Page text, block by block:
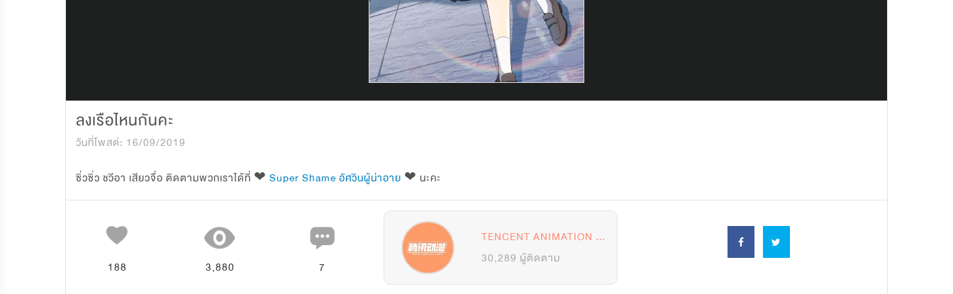
ลงเรือไหนกันคะ
วันที่โพสต์: 16/09/2019
ซิ่วซิ่ว ชวีอา เสียวจื่อ ติดตามพวกเราได้ที่ ❤ Super Shame อัศวินผู้น่าอาย ❤ นะคะ
188 3,880 7
TENCENT ANIMATION & COMICS
30,289 ผู้ติดตาม